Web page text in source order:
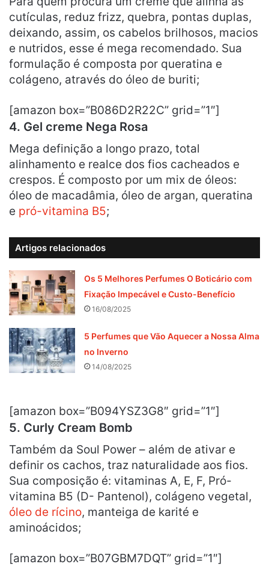
cutículas, reduz frizz, quebra, pontas duplas,
deixando, assim, os cabelos brilhosos, macios
e nutridos, esse é mega recomendado. Sua
formulação é composta por queratina e
colágeno, através do óleo de buriti;
[amazon box=”B086D2R22C” grid=”1″]
4. Gel creme Nega Rosa
Mega definição a longo prazo, total
alinhamento e realce dos fios cacheados e
crespos. É composto por um mix de óleos:
óleo de macadâmia, óleo de argan, queratina
e pró-vitamina B5;
Artigos relacionados
Os 5 Melhores Perfumes O Boticário com
Fixação Impecável e Custo-Benefício
16/08/2025
5 Perfumes que Vão Aquecer a Nossa Alma
no Inverno
14/08/2025
[amazon box=”B094YSZ3G8″ grid=”1″]
5. Curly Cream Bomb
Também da Soul Power – além de ativar e
definir os cachos, traz naturalidade aos fios.
Sua composição é: vitaminas A, E, F, Pró-
vitamina B5 (D- Pantenol), colágeno vegetal,
óleo de rícino, manteiga de karité e
aminoácidos;
[amazon box=”B07GBM7DQT” grid=”1″]